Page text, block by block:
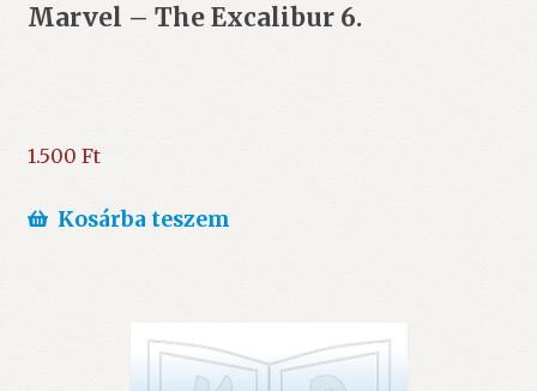
Marvel – The Excalibur 6.
1.500 Ft
Kosárba teszem